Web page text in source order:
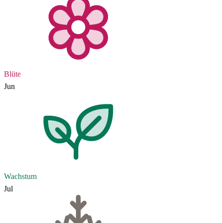
Blüte
Jun
Wachstum
Jul